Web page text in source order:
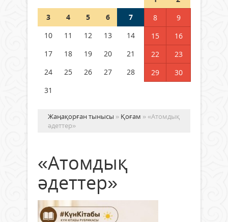
Германия аптап ыстыққа
бастады
04 тамыз 2026 ж.
3
4 5 6 7 8
9
10
11 12 13 14 15
16
17
18 19 20 21 22
23
24
25 26 27 28 29
30
31
Жаңақорған тынысы » Қоғам » «Атомдық
әдеттер»
«Атомдық
әдеттер»